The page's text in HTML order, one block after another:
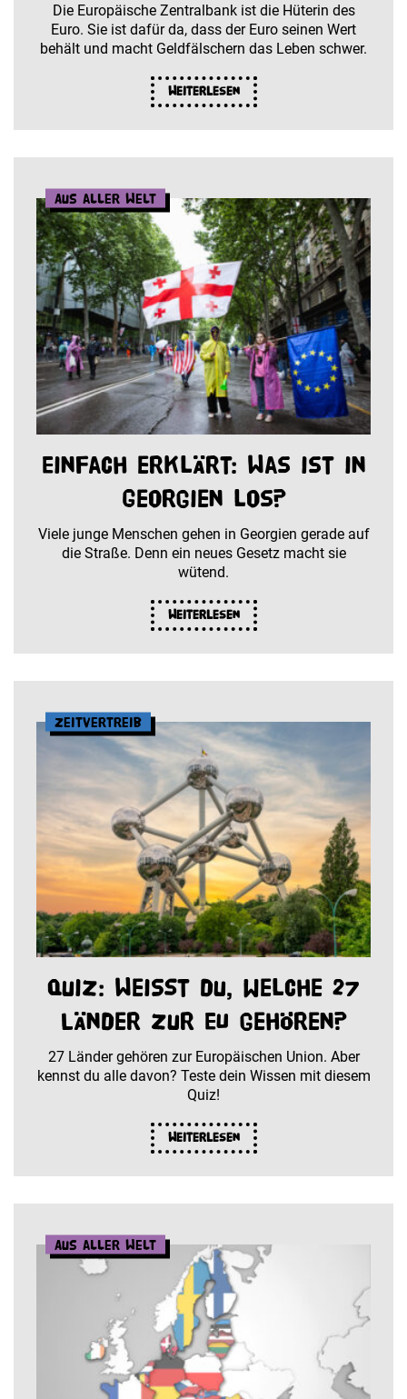
Die Europäische Zentralbank ist die Hüterin des
Euro. Sie ist dafür da, dass der Euro seinen Wert
behält und macht Geldfälschern das Leben schwer.
Weiterlesen
Aus aller Welt
Einfach erklärt: Was ist in
Georgien los?
Viele junge Menschen gehen in Georgien gerade auf
die Straße. Denn ein neues Gesetz macht sie
wütend.
Weiterlesen
Zeitvertreib
Quiz: Weißt du, welche 27
Länder zur EU gehören?
27 Länder gehören zur Europäischen Union. Aber
kennst du alle davon? Teste dein Wissen mit diesem
Quiz!
Weiterlesen
Aus aller Welt